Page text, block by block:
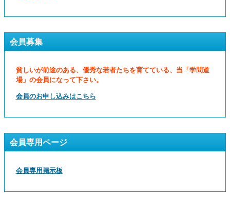
会員募集
貧しいが前途のある、優秀な若者たちを育てている、当「学問道
場」の会員になって下さい。
会員のお申し込みはこちら
会員専用ページ
会員専用掲示板